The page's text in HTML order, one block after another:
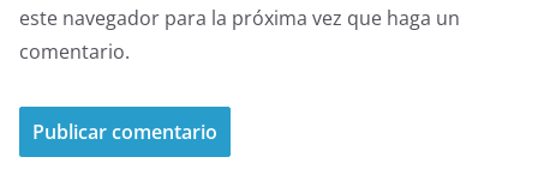
este navegador para la próxima vez que haga un
comentario.